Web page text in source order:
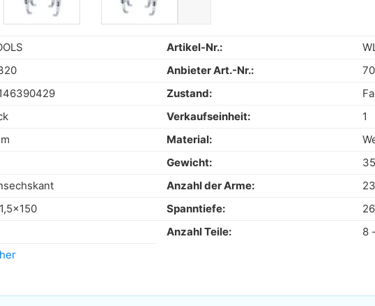
Artikel-Nr.:
Anbieter Art.-Nr.:
Zustand:
Verkaufseinheit:
1
Material:
Gewicht:
Anzahl der Arme:
Spanntiefe:
Anzahl Teile:
8